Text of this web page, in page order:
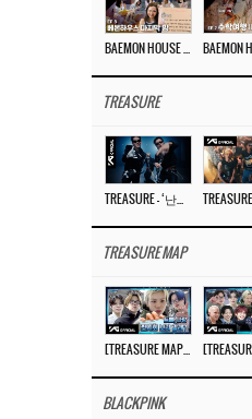
TREASURE
TREASURE MAP
BLACKPINK